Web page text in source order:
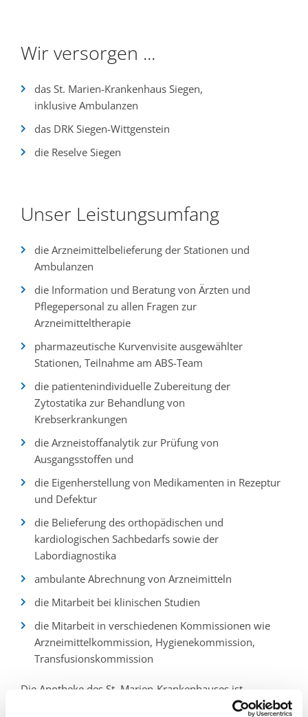
Wir versorgen ...
das St. Marien-Krankenhaus Siegen,
inklusive Ambulanzen
das DRK Siegen-Wittgenstein
die Reselve Siegen
Unser Leistungsumfang
die Arzneimittelbelieferung der Stationen und
Ambulanzen
die Information und Beratung von Ärzten und
Pflegepersonal zu allen Fragen zur
Arzneimitteltherapie
pharmazeutische Kurvenvisite ausgewählter
Stationen, Teilnahme am ABS-Team
die patientenindividuelle Zubereitung der
Zytostatika zur Behandlung von
Krebserkrankungen
die Arzneistoffanalytik zur Prüfung von
Ausgangsstoffen und
die Eigenherstellung von Medikamenten in Rezeptur
und Defektur
die Belieferung des orthopädischen und
kardiologischen Sachbedarfs sowie der
Labordiagnostika
ambulante Abrechnung von Arzneimitteln
die Mitarbeit bei klinischen Studien
die Mitarbeit in verschiedenen Kommissionen wie
Arzneimittelkommission, Hygienekommission,
Transfusionskommission
Die Apotheke des St. Marien-Krankenhauses ist
zugelassene Weiterbildungsstätte für klinische